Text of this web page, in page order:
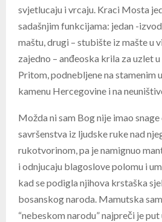
svjetlucaju i vrcaju. Kraci Mosta
sadašnjim funkcijama: jedan -
maštu, drugi – stubište iz mašte u
zajedno – anđeoska krila za uzlet
Pritom, podnebljene na stamenim
kamenu Hercegovine i na
Možda ni sam Bog nije imao
savršenstva iz ljudske ruke nad
rukotvorinom, pa je namignuo
i odnjucaju blagoslove polomu i
kad se podigla njihova krstaška
bosanskog naroda. Mamutska
“nebeskom narodu” najpreči je